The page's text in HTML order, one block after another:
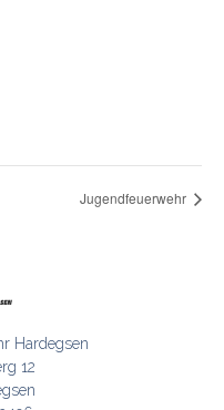
Jugendfeuerwehr
Hardegsen
12